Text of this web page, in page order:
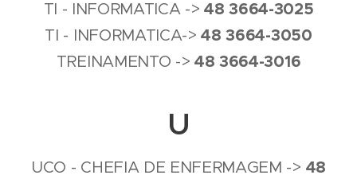
TI - INFORMATICA ->483664-3025
TI - INFORMATICA->483664-3050
TREINAMENTO -> 483664-3016
U
UCO - CHEFIA DE ENFERMAGEM -> 48